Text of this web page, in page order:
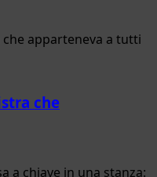
che